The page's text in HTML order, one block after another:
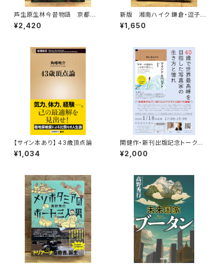
芦生原生林今昔物語 京都大
学芦生演習林から研究林へ
¥2,420
新版 湘南ハイク 鎌倉・逗子・
葉山・横須賀・三浦の山と海歩き
¥1,650
【サイン本あり】 43歳頂点論
¥1,034
関健作・新刊出版記念トークイ
ベント録画視聴権
¥2,000